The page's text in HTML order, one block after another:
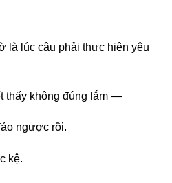
là lúc cậu phải thực hiện yêu
thấy không đúng lắm —
ngược rồi.
kệ.